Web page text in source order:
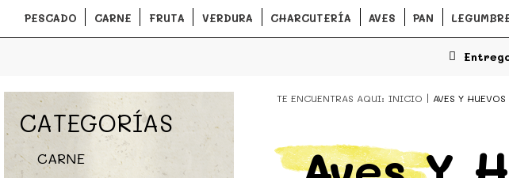
PESCADO CARNE FRUTA VERDURA CHARCUTERÍA AVES PAN
TE ENCUENTRAS AQUI: INICIO AVES Y HUEVOS
CATEGORÍAS
CARNE